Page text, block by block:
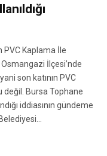
PVC Kaplama İle
Osmangazi İlçesi’nde
son katının PVC
değil. Bursa Tophane
iddiasının gündeme